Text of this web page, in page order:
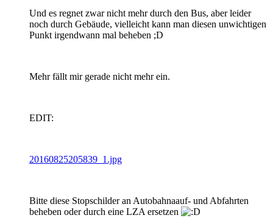
Und es regnet zwar nicht mehr durch den Bus, aber leider
noch durch Gebäude, vielleicht kann man diesen unwichtigen
Punkt irgendwann mal beheben ;D
Mehr fällt mir gerade nicht mehr ein.
EDIT:
20160825205839_1.jpg
Bitte diese Stopschilder an Autobahnaauf- und Abfahrten
beheben oder durch eine LZA ersetzen